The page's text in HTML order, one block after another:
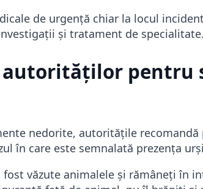
de urgență chiar la locul
și tratament de specialitate.
autorităților pentru
nedorite, autoritățile
în care este semnalată prezența
fost văzute animalele și rămâneți în